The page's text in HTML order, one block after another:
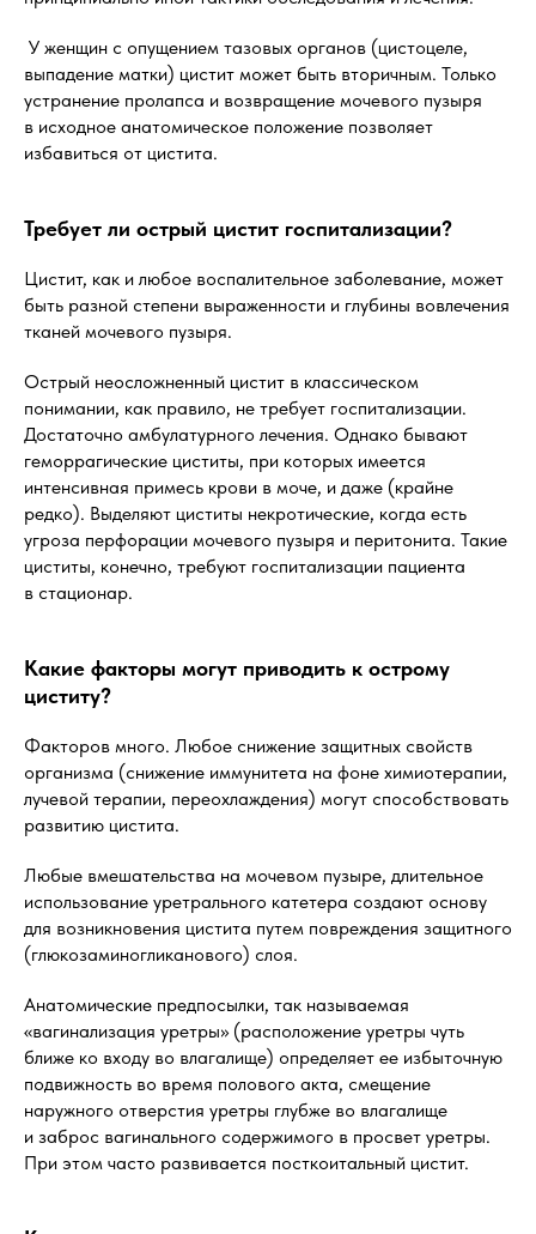
У женщин с опущением тазовых органов (цистоцеле,
выпадение матки) цистит может быть вторичным. Только
устранение пролапса и возвращение мочевого пузыря
в исходное анатомическое положение позволяет
избавиться от цистита.
Требует ли острый цистит госпитализации?
Цистит, как и любое воспалительное заболевание, может
быть разной степени выраженности и глубины вовлечения
тканей мочевого пузыря.
Острый неосложненный цистит в классическом
понимании, как правило, не требует госпитализации.
Достаточно амбулатурного лечения. Однако бывают
геморрагические циститы, при которых имеется
интенсивная примесь крови в моче, и даже (крайне
редко). Выделяют циститы некротические, когда есть
угроза перфорации мочевого пузыря и перитонита. Такие
циститы, конечно, требуют госпитализации пациента
в стационар.
Какие факторы могут приводить к острому
циститу?
Факторов много. Любое снижение защитных свойств
организма (снижение иммунитета на фоне химиотерапии,
лучевой терапии, переохлаждения) могут способствовать
развитию цистита.
Любые вмешательства на мочевом пузыре, длительное
использование уретрального катетера создают основу
для возникновения цистита путем повреждения защитного
(глюкозаминогликанового) слоя.
Анатомические предпосылки, так называемая
«вагинализация уретры» (расположение уретры чуть
ближе ко входу во влагалище) определяет ее избыточную
подвижность во время полового акта, смещение
наружного отверстия уретры глубже во влагалище
и заброс вагинального содержимого в просвет уретры.
При этом часто развивается посткоитальный цистит.